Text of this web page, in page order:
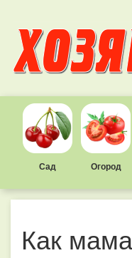
Сад Огород
Как